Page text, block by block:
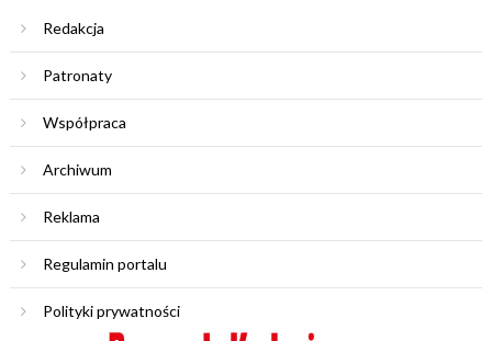
Redakcja
Patronaty
Współpraca
Archiwum
Reklama
Regulamin portalu
Polityki prywatności